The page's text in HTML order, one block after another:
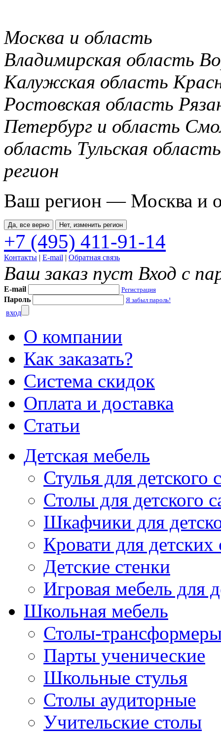
Москва и область
Владимирская область
Калужская область
Ростовская область
Петербург и область
область Тульская область
регион
Ваш регион — Москва и
Да, все верно Нет, изменить регион
+7 (495) 411-91-14
Контакты | E-mail | Обратная связь
Ваш заказ пуст Вход с
E-mail Регистрация
Пароль Я забыл пароль!
вход
О компании
Как заказать?
Система скидок
Оплата и доставка
Статьи
Детская мебель
Стулья для детского
Столы для детского
Шкафчики для
Кровати для детских
Детские стенки
Игровая мебель для
Школьная мебель
Столы-
Парты ученические
Школьные стулья
Столы аудиторные
Учительские столы